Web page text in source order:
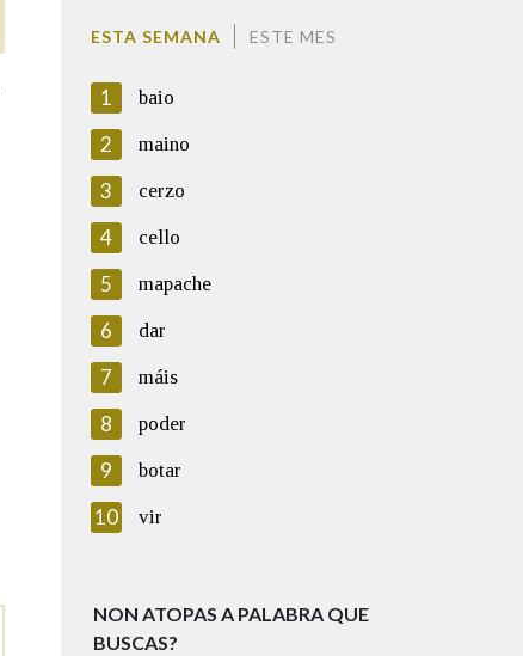
ESTA SEMANA ESTE MES
1 baio
2 maino
3 cerzo
4 cello
5 mapache
6 dar
7 máis
8 poder
9 botar
10 vir
NON ATOPAS A PALABRA QUE
BUSCAS?